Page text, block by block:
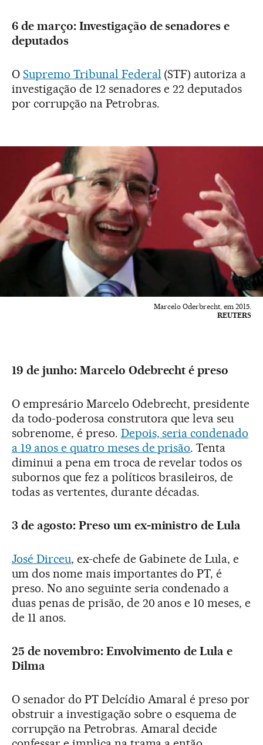
6 de março: Investigação de senadores e
deputados
O Supremo Tribunal Federal (STF) autoriza a
investigação de 12 senadores e 22 deputados
por corrupção na Petrobras.
Marcelo Oderbrecht, em 2015.
REUTERS
19 de junho: Marcelo Odebrecht é preso
O empresário Marcelo Odebrecht, presidente
da todo-poderosa construtora que leva seu
sobrenome, é preso. Depois, seria condenado
a 19 anos e quatro meses de prisão. Tenta
diminui a pena em troca de revelar todos os
subornos que fez a políticos brasileiros, de
todas as vertentes, durante décadas.
3 de agosto: Preso um ex-ministro de Lula
José Dirceu, ex-chefe de Gabinete de Lula, e
um dos nome mais importantes do PT, é
preso. No ano seguinte seria condenado a
duas penas de prisão, de 20 anos e 10 meses, e
de 11 anos.
25 de novembro: Envolvimento de Lula e
Dilma
O senador do PT Delcídio Amaral é preso por
obstruir a investigação sobre o esquema de
corrupção na Petrobras. Amaral decide